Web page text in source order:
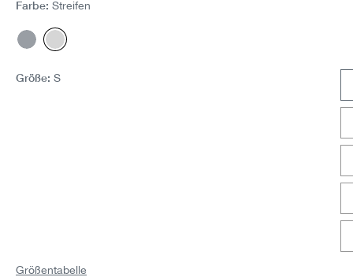
Farbe: Streifen
MaritimStreifen
Größe: S
Größentabelle